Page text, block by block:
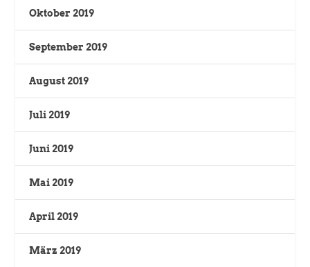
Oktober 2019
September 2019
August 2019
Juli 2019
Juni 2019
Mai 2019
April 2019
März 2019